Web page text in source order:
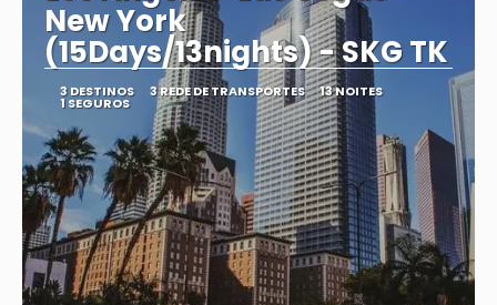
New York
(15Days/13nights) - SKG TK
3 DESTINOS 3 REDE DE TRANSPORTES 13 NOITES
1 SEGUROS